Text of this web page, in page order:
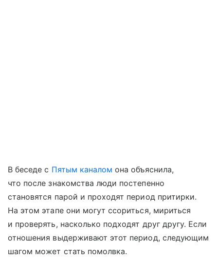
В беседе с Пятым каналом она объяснила,
что после знакомства люди постепенно
становятся парой и проходят период притирки.
На этом этапе они могут ссориться, мириться
и проверять, насколько подходят друг другу. Если
отношения выдерживают этот период, следующим
шагом может стать помолвка.